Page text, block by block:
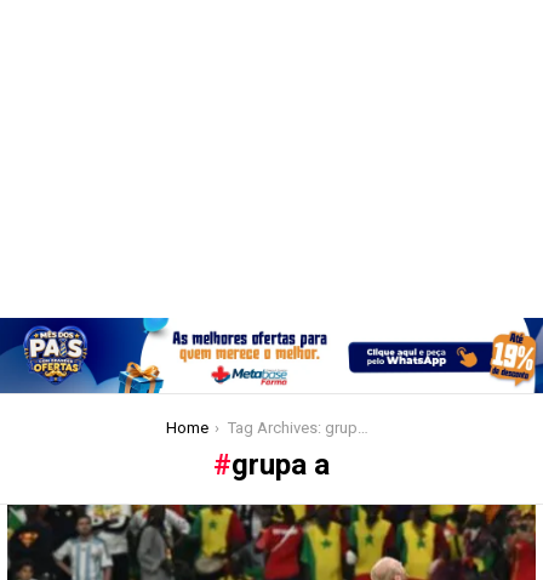
Home Tag Archives: grupa a
grupa a
Latest
stories